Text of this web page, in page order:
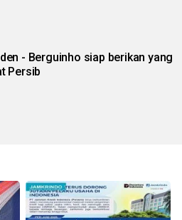
- Berguinho siap berikan yang
Persib